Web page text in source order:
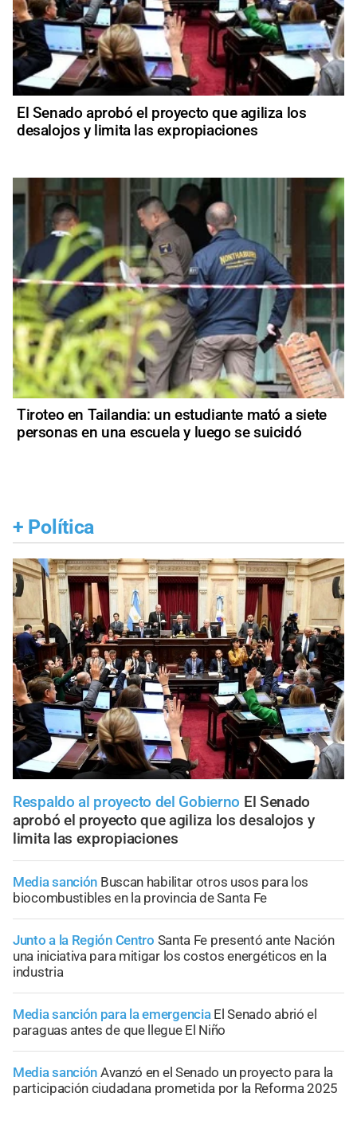
El Senado aprobó el proyecto que agiliza los
desalojos y limita las expropiaciones
Tiroteo en Tailandia: un estudiante mató a siete
personas en una escuela y luego se suicidó
+ Política
Respaldo al proyecto del Gobierno El Senado
aprobó el proyecto que agiliza los desalojos y
limita las expropiaciones
Media sanción Buscan habilitar otros usos para los
biocombustibles en la provincia de Santa Fe
Junto a la Región Centro Santa Fe presentó ante Nación
una iniciativa para mitigar los costos energéticos en la
industria
Media sanción para la emergencia El Senado abrió el
paraguas antes de que llegue El Niño
Media sanción Avanzó en el Senado un proyecto para la
participación ciudadana prometida por la Reforma 2025